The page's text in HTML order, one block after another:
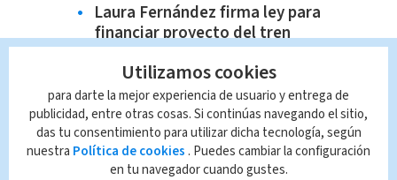
Laura Fernández firma ley para
financiar proyecto del tren
eléctrico
Sospechoso de narcomenudeo es
detenido tras allanamiento en
Los Chiles
Utilizamos cookies
para darte la mejor experiencia de usuario y entrega de
publicidad, entre otras cosas. Si continúas navegando el sitio,
das tu consentimiento para utilizar dicha tecnología, según
nuestra Política de cookies . Puedes cambiar la configuración
en tu navegador cuando gustes.